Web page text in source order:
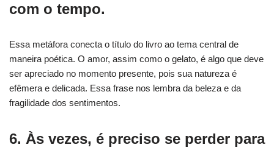
com o tempo.
Essa metáfora conecta o título do livro ao tema central de
maneira poética. O amor, assim como o gelato, é algo que deve
ser apreciado no momento presente, pois sua natureza é
efêmera e delicada. Essa frase nos lembra da beleza e da
fragilidade dos sentimentos.
6. Às vezes, é preciso se perder para